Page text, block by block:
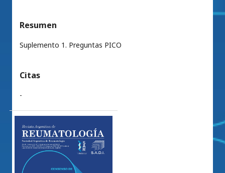
Resumen
Suplemento 1. Preguntas PICO
Citas
-